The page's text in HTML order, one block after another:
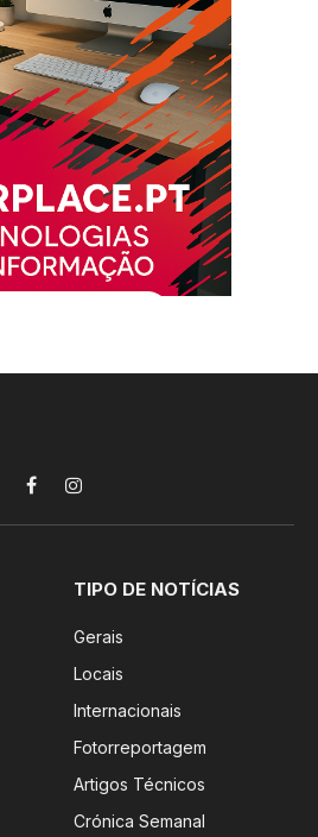
FacebookInstagram
TIPO DE NOTÍCIAS
Gerais
Locais
Internacionais
Fotorreportagem
Artigos Técnicos
Crónica Semanal